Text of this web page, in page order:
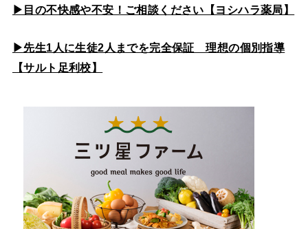
▶目の不快感や不安！ご相談ください【ヨシハラ薬局】
▶先生1人に生徒2人までを完全保証 理想の個別指導
【サルト足利校】